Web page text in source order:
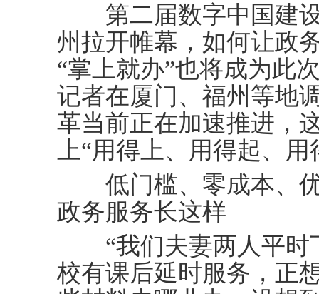
第二届数字中国建设
州拉开帷幕，如何让政
“掌上就办”也将成为此
记者在厦门、福州等地
革当前正在加速推进，
上“用得上、用得起、
低门槛、零成本、
政务服务长这样
“我们夫妻两人平时
校有课后延时服务，正